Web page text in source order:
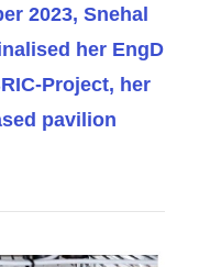
2023, Snehal
her EngD
Project, her
pavilion